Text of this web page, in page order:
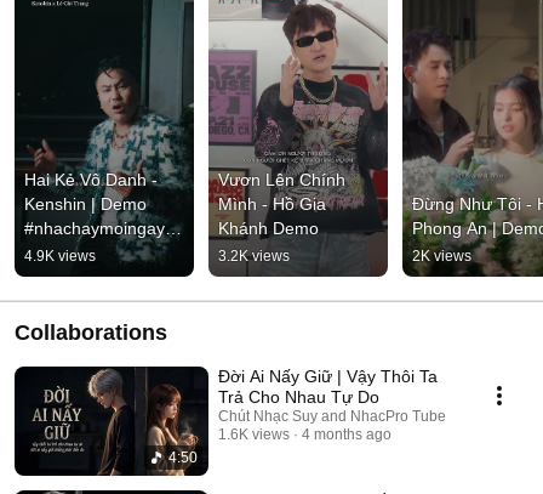
Hai Kẻ Vô Danh -
Kenshin | Demo
#nhachaymoingay
#tamtrang
4.9K views
Vươn Lên Chính
Mình - Hồ Gia
Khánh Demo
3.2K views
Đừng Như Tôi -
Phong An |
2K views
Collaborations
4:50
Đời Ai Nấy Giữ | Vậy Thôi Ta
Trả Cho Nhau Tự Do
Chút Nhạc Suy and NhacPro Tube
1.6K views
4 months ago